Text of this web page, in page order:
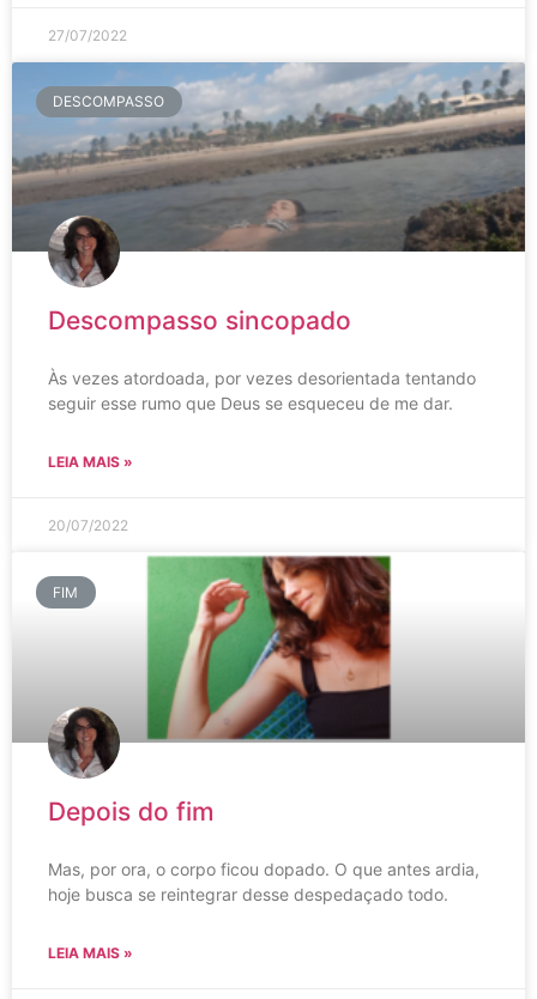
27/07/2022
DESCOMPASSO
Descompasso sincopado
Às vezes atordoada, por vezes desorientada tentando
seguir esse rumo que Deus se esqueceu de me dar.
LEIA MAIS »
20/07/2022
FIM
Depois do fim
Mas, por ora, o corpo ficou dopado. O que antes ardia,
hoje busca se reintegrar desse despedaçado todo.
LEIA MAIS »